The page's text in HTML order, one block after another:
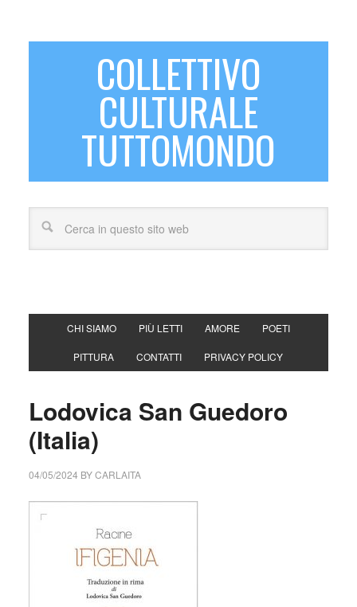
COLLETTIVO
CULTURALE
TUTTOMONDO
CHI SIAMO PIÙ LETTI AMORE POETI
PITTURA CONTATTI PRIVACY POLICY
Lodovica San Guedoro
(Italia)
04/05/2024 BYCARLAITA